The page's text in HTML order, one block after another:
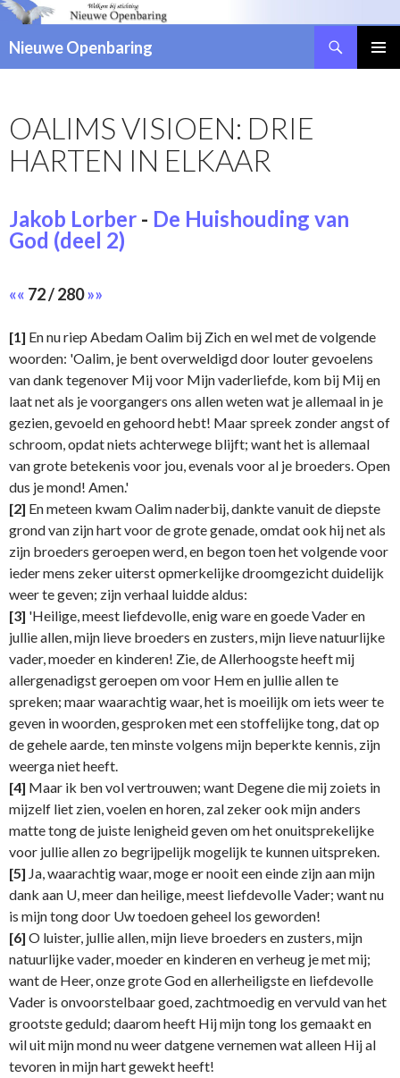
Nieuwe Openbaring
SPRINGEN
OALIMS VISIOEN: DRIE
HARTEN IN ELKAAR
Jakob Lorber - De Huishouding van
God (deel 2)
«« 72 / 280»»
[1] En nu riep Abedam Oalim bij Zich en wel met de volgende
woorden: 'Oalim, je bent overweldigd door louter gevoelens
van dank tegenover Mij voor Mijn vaderliefde, kom bij Mij en
laat net als je voorgangers ons allen weten wat je allemaal in je
gezien, gevoeld en gehoord hebt! Maar spreek zonder angst of
schroom, opdat niets achterwege blijft; want het is allemaal
van grote betekenis voor jou, evenals voor al je broeders. Open
dus je mond! Amen.'
[2] En meteen kwam Oalim naderbij, dankte vanuit de diepste
grond van zijn hart voor de grote genade, omdat ook hij net als
zijn broeders geroepen werd, en begon toen het volgende voor
ieder mens zeker uiterst opmerkelijke droomgezicht duidelijk
weer te geven; zijn verhaal luidde aldus:
[3] 'Heilige, meest liefdevolle, enig ware en goede Vader en
jullie allen, mijn lieve broeders en zusters, mijn lieve natuurlijke
vader, moeder en kinderen! Zie, de Allerhoogste heeft mij
allergenadigst geroepen om voor Hem en jullie allen te
spreken; maar waarachtig waar, het is moeilijk om iets weer te
geven in woorden, gesproken met een stoffelijke tong, dat op
de gehele aarde, ten minste volgens mijn beperkte kennis, zijn
weerga niet heeft.
[4] Maar ik ben vol vertrouwen; want Degene die mij zoiets in
mijzelf liet zien, voelen en horen, zal zeker ook mijn anders
matte tong de juiste lenigheid geven om het onuitsprekelijke
voor jullie allen zo begrijpelijk mogelijk te kunnen uitspreken.
[5] Ja, waarachtig waar, moge er nooit een einde zijn aan mijn
dank aan U, meer dan heilige, meest liefdevolle Vader; want nu
is mijn tong door Uw toedoen geheel los geworden!
[6] O luister, jullie allen, mijn lieve broeders en zusters, mijn
natuurlijke vader, moeder en kinderen en verheug je met mij;
want de Heer, onze grote God en allerheiligste en liefdevolle
Vader is onvoorstelbaar goed, zachtmoedig en vervuld van het
grootste geduld; daarom heeft Hij mijn tong los gemaakt en
wil uit mijn mond nu weer datgene vernemen wat alleen Hij al
tevoren in mijn hart gewekt heeft!